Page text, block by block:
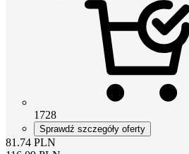
1728
Sprawdź szczegóły oferty
81.74 PLN